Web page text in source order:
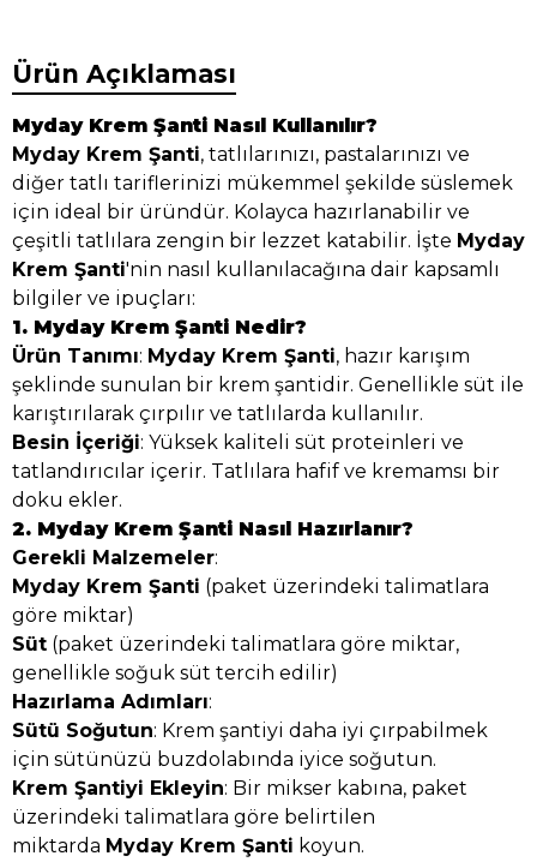
Ürün Açıklaması
Myday Krem Şanti Nasıl Kullanılır?
Myday Krem Şanti, tatlılarınızı, pastalarınızı ve
diğer tatlı tariflerinizi mükemmel şekilde süslemek
için ideal bir üründür. Kolayca hazırlanabilir ve
çeşitli tatlılara zengin bir lezzet katabilir. İşte Myday
Krem Şanti'nin nasıl kullanılacağına dair kapsamlı
bilgiler ve ipuçları:
1. Myday Krem Şanti Nedir?
Ürün Tanımı: Myday Krem Şanti, hazır karışım
şeklinde sunulan bir krem şantidir. Genellikle süt ile
karıştırılarak çırpılır ve tatlılarda kullanılır.
Besin İçeriği: Yüksek kaliteli süt proteinleri ve
tatlandırıcılar içerir. Tatlılara hafif ve kremamsı bir
doku ekler.
2. Myday Krem Şanti Nasıl Hazırlanır?
Gerekli Malzemeler:
Myday Krem Şanti (paket üzerindeki talimatlara
göre miktar)
Süt (paket üzerindeki talimatlara göre miktar,
genellikle soğuk süt tercih edilir)
Hazırlama Adımları:
Sütü Soğutun: Krem şantiyi daha iyi çırpabilmek
için sütünüzü buzdolabında iyice soğutun.
Krem Şantiyi Ekleyin: Bir mikser kabına, paket
üzerindeki talimatlara göre belirtilen
miktarda Myday Krem Şanti koyun.